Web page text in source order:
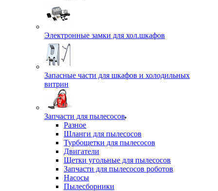
Электронные замки для хол.шкафов
Запасные части для шкафов и холодильных
витрин
Запчасти для пылесосов
Разное
Шланги для пылесосов
Турбощетки для пылесосов
Двигатели
Щетки угольные для пылесосов
Запчасти для пылесосов роботов
Насосы
Пылесборники